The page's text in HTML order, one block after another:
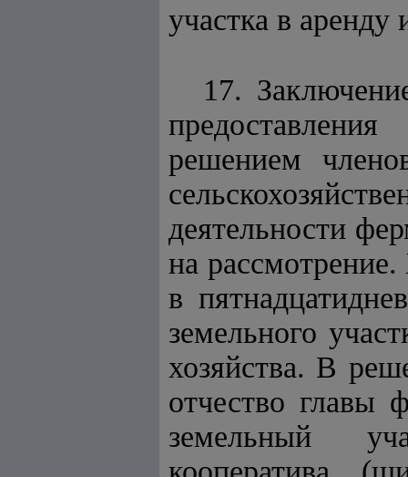
участка в аренду
17.
решением
деятельности
на
в
земельного
хозяйства. В
отчество главы
земельный